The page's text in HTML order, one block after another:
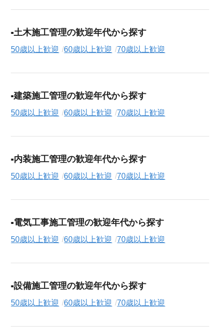
土木施工管理の歓迎年代から探す
50歳以上歓迎 60歳以上歓迎 70歳以上歓迎
建築施工管理の歓迎年代から探す
50歳以上歓迎 60歳以上歓迎 70歳以上歓迎
内装施工管理の歓迎年代から探す
50歳以上歓迎 60歳以上歓迎 70歳以上歓迎
電気工事施工管理の歓迎年代から探す
50歳以上歓迎 60歳以上歓迎 70歳以上歓迎
設備施工管理の歓迎年代から探す
50歳以上歓迎 60歳以上歓迎 70歳以上歓迎